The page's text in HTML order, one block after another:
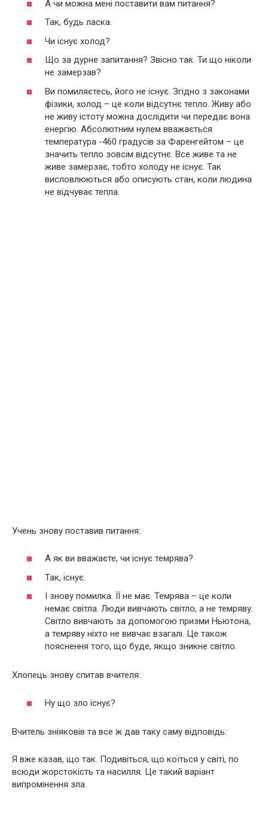
А чи можна мені поставити вам питання?
Так, будь ласка.
Чи існує холод?
Що за дурне запитання? Звісно так. Ти що ніколи
не замерзав?
Ви помиляєтесь, його не існує. Згідно з законами
фізики, холод – це коли відсутнє тепло. Живу або
не живу істоту можна дослідити чи передає вона
енергію. Абсолютним нулем вважається
температура -460 градусів за Фаренгейтом – це
значить тепло зовсім відсутнє. Все живе та не
живе замерзає, тобто холоду не існує. Так
висловлюються або описують стан, коли людина
не відчуває тепла.
Учень знову поставив питання:
А як ви вважаєте, чи існує темрява?
Так, існує.
І знову помилка. ЇЇ не має. Темрява – це коли
немає світла. Люди вивчають світло, а не темряву.
Світло вивчають за допомогою призми Ньютона,
а темряву ніхто не вивчає взагалі. Це також
пояснення того, що буде, якщо зникне світло.
Хлопець знову спитав вчителя:
Ну що зло існує?
Вчитель зніяковів та все ж дав таку саму відповідь:
Я вже казав, що так. Подивіться, що коїться у світі, по
всюди жорстокість та насилля. Це такий варіант
випромінення зла.